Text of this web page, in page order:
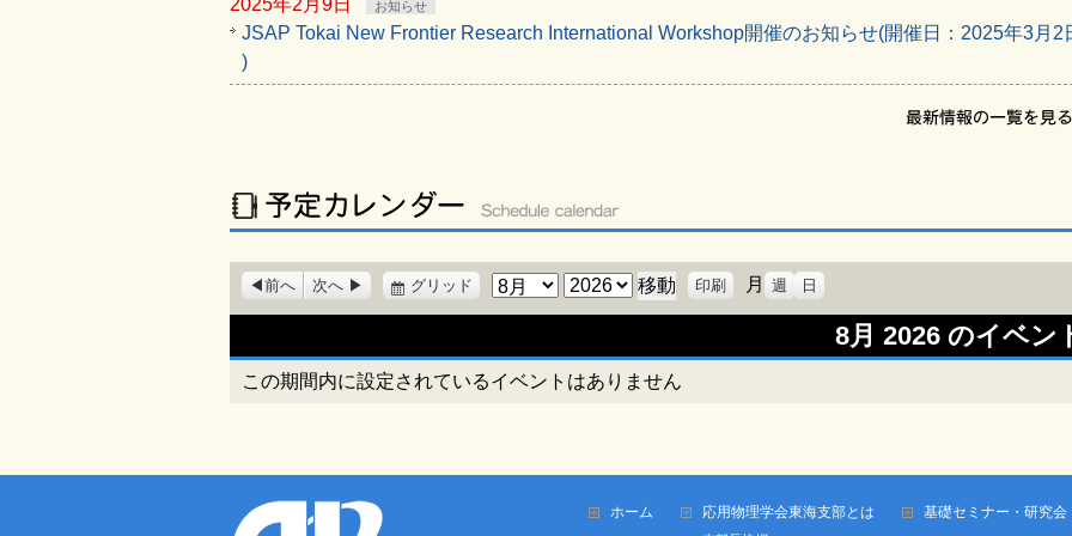
2025年2月9日 お知らせ
JSAP Tokai New Frontier Research International Workshop開催のお知らせ(開催日：2025年3月2
)
前へ 次へ グリッド
示
月 年 印刷
示
月 週 日
8月 2026 のイベン
この期間内に設定されているイベントはありません
ホーム 応用物理学会東海支部とは 基礎セミナー・研究会